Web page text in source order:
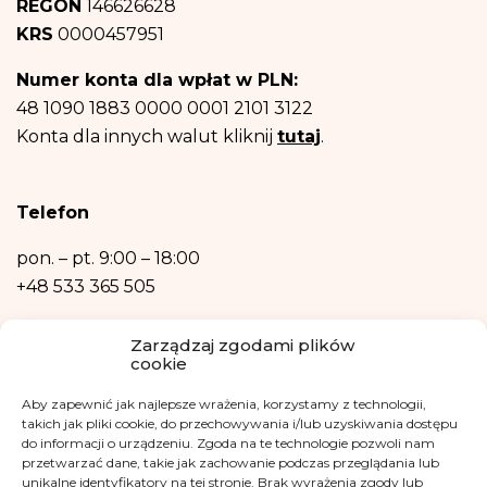
Zarządzaj zgodami plików
cookie
Aby zapewnić jak najlepsze wrażenia, korzystamy z technologii,
takich jak pliki cookie, do przechowywania i/lub uzyskiwania dostępu
do informacji o urządzeniu. Zgoda na te technologie pozwoli nam
przetwarzać dane, takie jak zachowanie podczas przeglądania lub
unikalne identyfikatory na tej stronie. Brak wyrażenia zgody lub
sprzeciwu – rezygnacji z newslettera
Następnie – w niezbędnym zakresie, do realizacji celów wymienionych w
punktach b) oraz c) powyżej.
Posiadasz prawo dostępu do treści swoich danych oraz prawo ich
sprostowania, usunięcia, ograniczenia przetwarzania, prawo do przenoszenia
danych, prawo wniesienia sprzeciwu, prawo do przenoszenia danych.
Ochrony Danych Osobowych, w razie uznania, iż przetwarzanie danych
Podanie danych osobowych jest niezbędne do zrealizowania ww. celów.
również w formie profilowania.
REGON 146626628
KRS 0000457951
Numer konta dla wpłat w PLN:
48 1090 1883 0000 0001 2101 3122
Konta dla innych walut kliknij tutaj.
Telefon
pon. – pt. 9:00 – 18:00
+48 533 365 505
kontakt@fundacjakasisi.pl
Inspektor Danych Osobowych
Klaudia Kwiatkowska